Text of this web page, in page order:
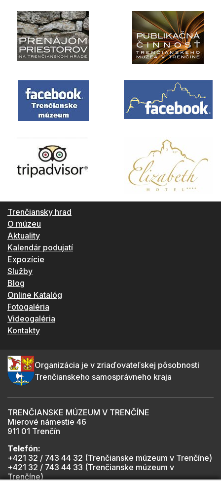
Trenčiansky hrad
O múzeu
Aktuality
Kalendár podujatí
Expozície
Služby
Blog
Online Katalóg
Fotogaléria
Videogaléria
Kontakty
Organizácia je v zriaďovateľskej pôsobnosti
Trenčianskeho samosprávneho kraja
TRENČIANSKE MÚZEUM V TRENČÍNE
Mierové námestie 46
911 01 Trenčín
Telefón:
+421 32 / 743 44 32 (Trenčianske múzeum v Trenčíne)
+421 32 / 743 44 33 (Trenčianske múzeum v
Trenčíne)